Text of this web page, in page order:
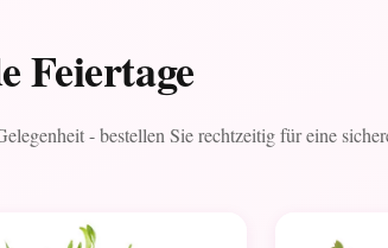
Feiertage
- bestellen Sie rechtzeitig für eine